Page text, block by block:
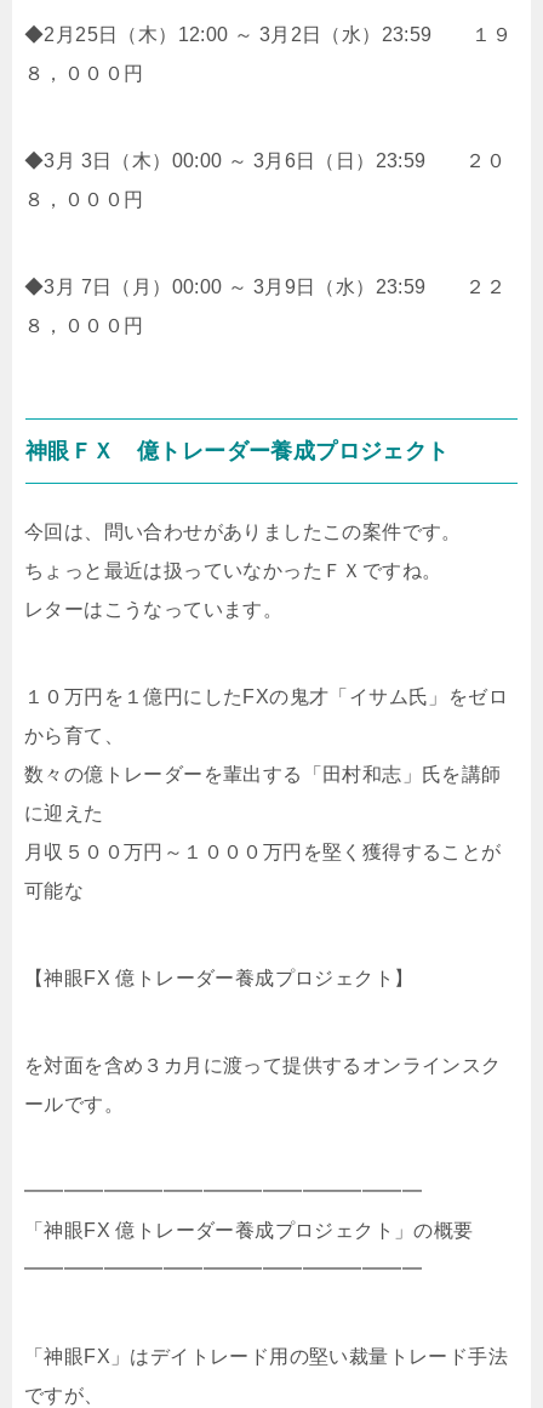
◆2月25日（木）12:00 ～ 3月2日（水）23:59 １９
８，０００円
◆3月 3日（木）00:00 ～ 3月6日（日）23:59 ２０
８，０００円
◆3月 7日（月）00:00 ～ 3月9日（水）23:59 ２２
８，０００円
神眼ＦＸ 億トレーダー養成プロジェクト
今回は、問い合わせがありましたこの案件です。
ちょっと最近は扱っていなかったＦＸですね。
レターはこうなっています。
１０万円を１億円にしたFXの鬼才「イサム氏」をゼロ
から育て、
数々の億トレーダーを輩出する「田村和志」氏を講師
に迎えた
月収５００万円～１０００万円を堅く獲得することが
可能な
【神眼FX 億トレーダー養成プロジェクト】
を対面を含め３カ月に渡って提供するオンラインスク
ールです。
━━━━━━━━━━━━━━━━━━━━
「神眼FX 億トレーダー養成プロジェクト」の概要
━━━━━━━━━━━━━━━━━━━━
「神眼FX」はデイトレード用の堅い裁量トレード手法
ですが、